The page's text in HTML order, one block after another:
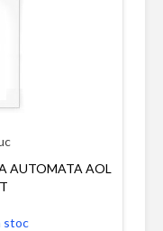
AUTOMATA AOL
stoc